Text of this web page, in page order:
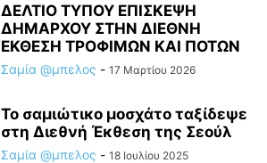
ΔΕΛΤΙΟ ΤΥΠΟΥ ΕΠΙΣΚΕΨΗ
ΔΗΜΑΡΧΟΥ ΣΤΗΝ ΔΙΕΘΝΗ
ΕΚΘΕΣΗ ΤΡΟΦΙΜΩΝ ΚΑΙ ΠΟΤΩΝ
Σαμία @μπελος - 17 Μαρτίου 2026
Το σαμιώτικο μοσχάτο ταξίδεψε
στη Διεθνή Έκθεση της Σεούλ
Σαμία @μπελος - 18 Ιουλίου 2025